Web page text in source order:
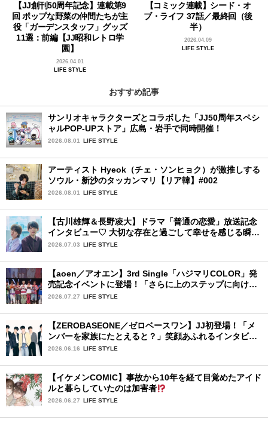
【JJ創刊50周年記念】連載第9
回 ポップな野菜の仲間たちが主
役「ガーデンスタッフ」グッズ
11選：前編【JJ昭和レトロ学
園】
2026.04.01
LIFE STYLE
【コミック連載】シード・オ
ブ・ライフ 37話／最終回（後
半）
2026.04.09
LIFE STYLE
おすすめ記事
サンリオキャラクターズとコラボした「JJ50周年スペシ
ャルPOP-UPストア」広島・岩手で同時開催！
2026.08.01 LIFE STYLE
アーティスト Hyeok（チェ・ソンヒョク）が激推しする
ソウル・新沙のタッカンマリ【リア韓】#002
2026.08.01 LIFE STYLE
【古川雄輝＆長野凌大】ドラマ「普通の恋愛」放送記念
インタビュー♡ 大切な存在と過ごして幸せを感じる瞬間
は？
2026.07.03 LIFE STYLE
【aoen／アオエン】3rd Single「ハジマリCOLOR」発
売記念イベントに登場！「さらに上のステップに向けた
新たなハジマリになるように」と爽やかな笑顔で意気込
2026.07.27 LIFE STYLE
【ZEROBASEONE／ゼロベースワン】JJ初登場！「メ
ンバーを家族にたとえると？」笑顔あふれるインタビュ
ー♡
2026.06.16 LIFE STYLE
【イケメンCOMIC】事故から10年を経て目覚めたアイド
ルと暮らしていたのは加害者
2026.06.27 LIFE STYLE